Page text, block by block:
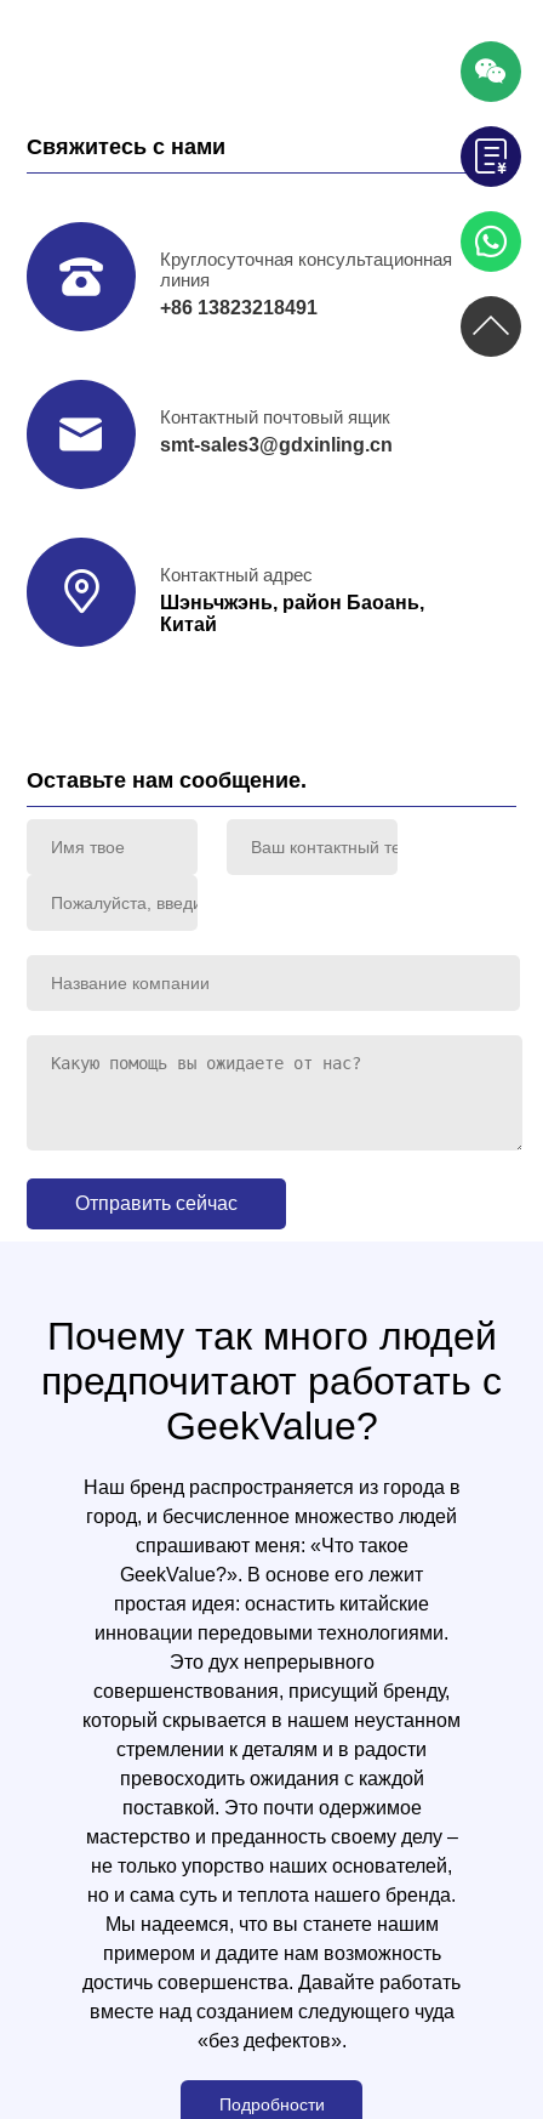
Свяжитесь с нами
Круглосуточная консультационная
линия
+86 13823218491
Контактный почтовый ящик
smt-sales3@gdxinling.cn
Контактный адрес
Шэньчжэнь, район Баоань,
Китай
Оставьте нам сообщение.
Отправить сейчас
Почему так много людей
предпочитают работать с
GeekValue?
Наш бренд распространяется из города в
город, и бесчисленное множество людей
спрашивают меня: «Что такое
GeekValue?». В основе его лежит
простая идея: оснастить китайские
инновации передовыми технологиями.
Это дух непрерывного
совершенствования, присущий бренду,
который скрывается в нашем неустанном
стремлении к деталям и в радости
превосходить ожидания с каждой
поставкой. Это почти одержимое
мастерство и преданность своему делу –
не только упорство наших основателей,
но и сама суть и теплота нашего бренда.
Мы надеемся, что вы станете нашим
примером и дадите нам возможность
достичь совершенства. Давайте работать
вместе над созданием следующего чуда
«без дефектов».
Подробности